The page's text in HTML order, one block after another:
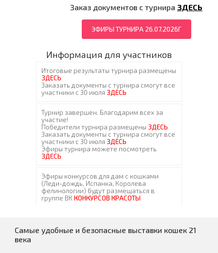
Заказ документов с турнира ЗДЕСЬ
ЭФИРЫ ТУРНИРА 26.07.2026Г
Информация для участников
Самые удобные и безопасные выставки кошек 21
века